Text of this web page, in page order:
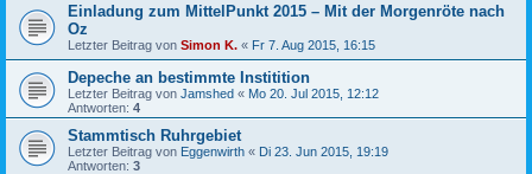
Einladung zum MittelPunkt 2015 – Mit der Morgenröte nach
Oz
Letzter Beitrag von Simon K. « Fr 7. Aug 2015, 16:15
Depeche an bestimmte Institition
Letzter Beitrag von Jamshed « Mo 20. Jul 2015, 12:12
Antworten: 4
Stammtisch Ruhrgebiet
Letzter Beitrag von Eggenwirth « Di 23. Jun 2015, 19:19
Antworten: 3